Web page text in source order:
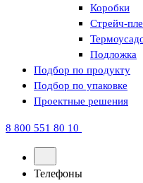
Коробки
Стрейч-
Подложка
Подбор по продукту
Подбор по упаковке
Проектные решения
8 800 551 80 10
Телефоны